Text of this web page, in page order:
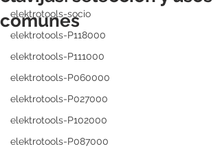
elektrotools-socio
elektrotools-P118000
elektrotools-P111000
elektrotools-P060000
elektrotools-P027000
elektrotools-P102000
elektrotools-P087000
comunes